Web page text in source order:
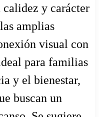
calidez y carácter
amplias
visual con
para familias
y el bienestar,
buscan un